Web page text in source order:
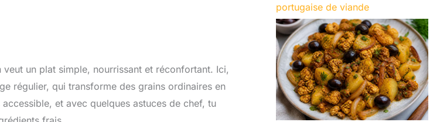
un plat simple, nourrissant et réconfortant. Ici,
régulier, qui transforme des grains ordinaires en
et avec quelques astuces de chef, tu
portugaise de viande